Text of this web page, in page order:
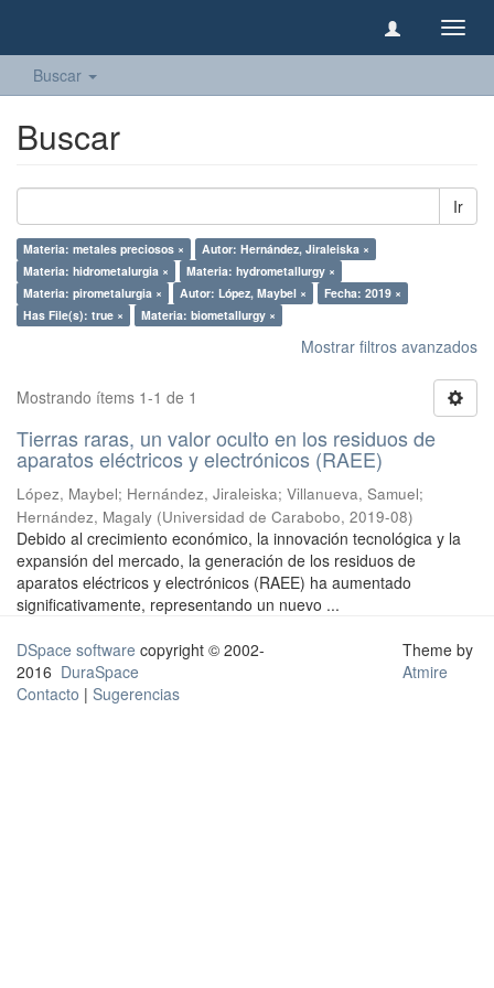
Buscar
Buscar
Ir
Materia: metales preciosos ×
Autor: Hernández, Jiraleiska ×
Materia: hidrometalurgia ×
Materia: hydrometallurgy ×
Materia: pirometalurgia ×
Autor: López, Maybel ×
Fecha: 2019 ×
Has File(s): true ×
Materia: biometallurgy ×
Mostrar filtros avanzados
Mostrando ítems 1-1 de 1
Tierras raras, un valor oculto en los residuos de
aparatos eléctricos y electrónicos (RAEE)
López, Maybel; Hernández, Jiraleiska; Villanueva, Samuel;
Hernández, Magaly (Universidad de Carabobo, 2019-08)
Debido al crecimiento económico, la innovación tecnológica y la
expansión del mercado, la generación de los residuos de
aparatos eléctricos y electrónicos (RAEE) ha aumentado
significativamente, representando un nuevo ...
DSpace software copyright © 2002-
2016 DuraSpace
Contacto | Sugerencias
Theme by
Atmire